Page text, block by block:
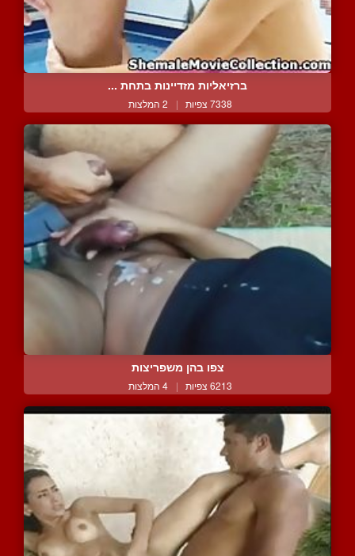
ברזיאליות מזדיינות בתחת ...
7338 צפיות | 2 המלצות
צפו בהן משפריצות
6213 צפיות | 4 המלצות